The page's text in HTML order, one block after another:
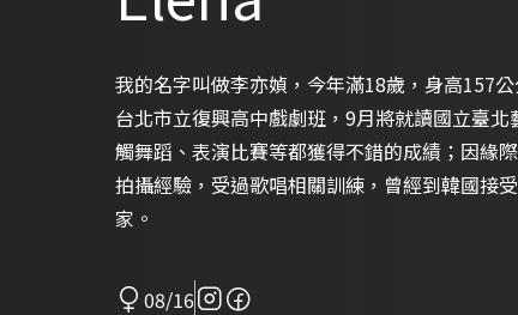
我的名字叫做李亦媜，今年滿18歲，身高157
台北市立復興高中戲劇班，9月將就讀國立臺
觸舞蹈、表演比賽等都獲得不錯的成績；因緣
拍攝經驗，受過歌唱相關訓練，曾經到韓國接
家。
08/16